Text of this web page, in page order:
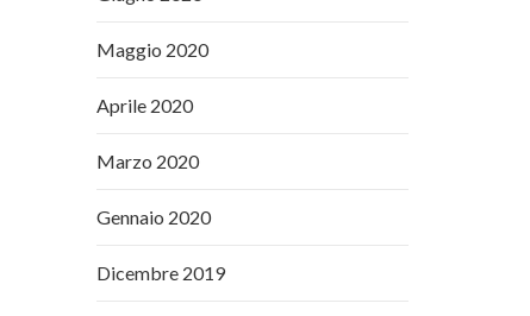
Maggio 2020
Aprile 2020
Marzo 2020
Gennaio 2020
Dicembre 2019